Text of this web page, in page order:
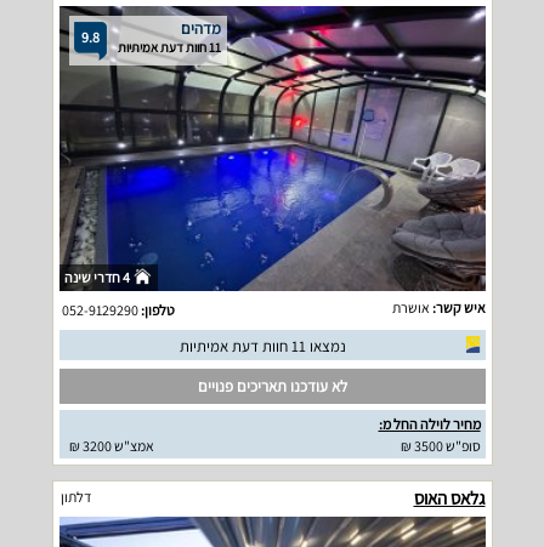
9.8 מדהים
11 חוות דעת אמיתיות
4 חדרי שינה
איש קשר: אושרת טלפון:052-9129290
נמצאו 11 חוות דעת אמיתיות
לא עודכנו תאריכים פנויים
מחיר לוילה החל מ:
סופ"ש 3500 ₪
אמצ"ש 3200 ₪
גלאס האוס דלתון